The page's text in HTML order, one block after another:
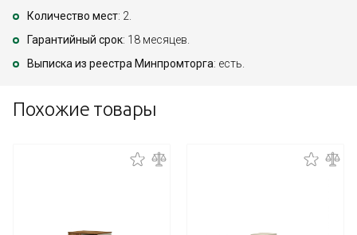
Количество мест: 2.
Гарантийный срок: 18 месяцев.
Выписка из реестра Минпромторга: есть.
Похожие товары